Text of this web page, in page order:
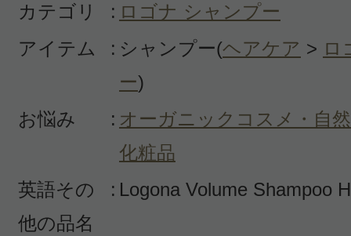
サラサラ感とふんわり感が出て満足
投稿日：2020年03月
のりまき 様／50代前
カテゴリ
: ロゴナ シャンプー
アイテム
: シャンプー(ヘアケア > ロ
ー)
お悩み
: オーガニックコスメ・自
化粧品
英語その
他の品名
: Logona Volume Shampoo